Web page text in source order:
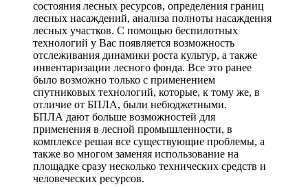
состояния лесных ресурсов, определения границ
лесных насаждений, анализа полноты насаждения
лесных участков. С помощью беспилотных
технологий у Вас появляется возможность
отслеживания динамики роста культур, а также
инвентаризации лесного фонда. Все это ранее
было возможно только с применением
спутниковых технологий, которые, к тому же, в
отличие от БПЛА, были небюджетными.
БПЛА дают больше возможностей для
применения в лесной промышленности, в
комплексе решая все существующие проблемы, а
также во многом заменяя использование на
площадке сразу несколько технических средств и
человеческих ресурсов.